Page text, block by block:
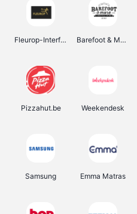
Fleurop-Interflora Barefoot & More
Pizzahut.be Weekendesk
Samsung Emma Matras